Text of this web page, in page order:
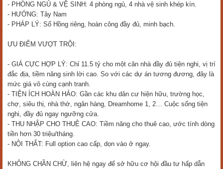
- PHÒNG NGỦ & VỆ SINH: 4 phòng ngủ, 4 nhà vệ sinh khép kín.
- HƯỚNG: Tây Nam
- PHÁP LÝ: Sổ Hồng riêng, hoàn công đầy đủ, minh bạch.
ƯU ĐIỂM VƯỢT TRỘI:
- GIÁ CỰC HỢP LÝ: Chỉ 11.5 tỷ cho một căn nhà đầy đủ tiện nghi, vị trí
đắc địa, tiềm năng sinh lời cao. So với các dự án tương đương, đây là
mức giá vô cùng cạnh tranh.
- TIỆN ÍCH HOÀN HẢO: Gần các khu dân cư hiện hữu, trường học,
chợ, siêu thị, nhà thờ, ngân hàng, Dreamhome 1, 2… Cuộc sống tiện
nghi, đầy đủ ngay ngưỡng cửa.
- THU NHẬP CHO THUÊ CAO: Tiềm năng cho thuê cao, ước tính dòng
tiền hơn 30 triệu/tháng.
- NỘI THẤT: Full option cao cấp, dọn vào ở ngay.
KHÔNG CHẦN CHỪ, liên hệ ngay để sở hữu cơ hội đầu tư hấp dẫn